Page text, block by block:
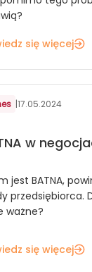
się więcej
|17.05.2024
w
jest BATNA,
przedsiębiorca.
ważne?
się więcej